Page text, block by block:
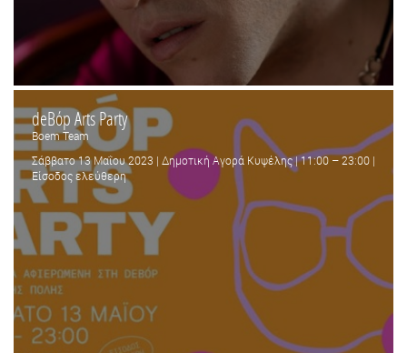
deBόp Arts Party
Boem Team
Σάββατο 13 Μαΐου 2023 | Δημοτική Αγορά Κυψέλης | 11:00 – 23:00 |
Είσοδος ελεύθερη